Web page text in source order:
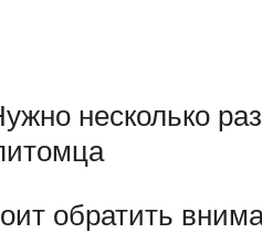
несколько
обратить